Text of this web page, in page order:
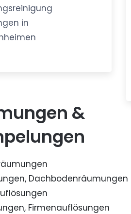
in
&
Dachbodenräumungen
Firmenauflösungen